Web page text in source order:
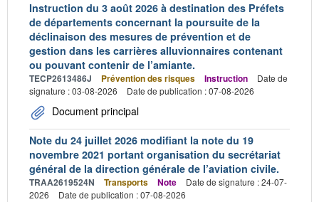
Instruction du 3 août 2026 à destination des Préfets
de départements concernant la poursuite de la
déclinaison des mesures de prévention et de
gestion dans les carrières alluvionnaires contenant
ou pouvant contenir de l’amiante.
TECP2613486J Prévention des risques Instruction
Date de
signature : 03-08-2026
Date de publication : 07-08-2026
Document principal
Note du 24 juillet 2026 modifiant la note du 19
novembre 2021 portant organisation du secrétariat
général de la direction générale de l’aviation civile.
TRAA2619524N Transports Note
Date de signature : 24-07-
2026
Date de publication : 07-08-2026